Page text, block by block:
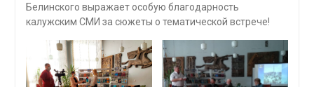
Белинского выражает особую благодарность
калужским СМИ за сюжеты о тематической встрече!